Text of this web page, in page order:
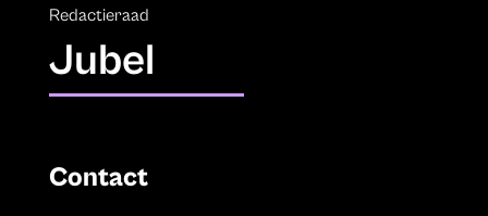
Redactieraad
Jubel
Contact